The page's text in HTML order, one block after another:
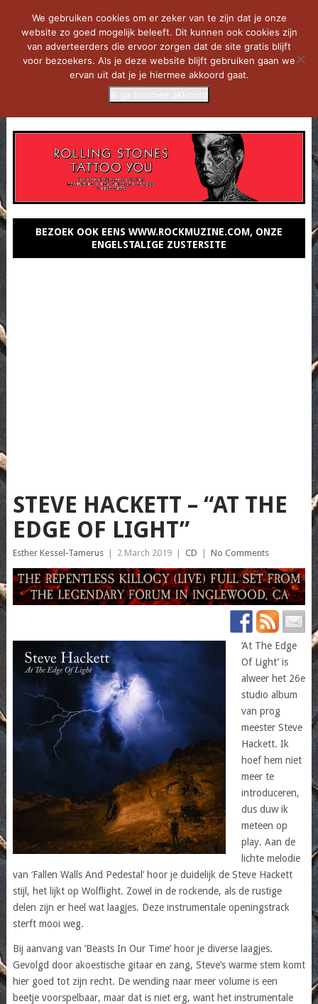
BEZOEK OOK EENS WWW.ROCKMUZINE.COM, ONZE
ENGELSTALIGE ZUSTERSITE
STEVE HACKETT – “AT THE
EDGE OF LIGHT”
Esther Kessel-Tamerus 2 March 2019 CD No Comments
‘At The Edge
Of Light’ is
alweer het 26e
studio album
van prog
meester Steve
Hackett. Ik
hoef hem niet
meer te
introduceren,
dus duw ik
meteen op
play. Aan de
lichte melodie
van ‘Fallen Walls And Pedestal’ hoor je duidelijk de Steve Hackett
stijl, het lijkt op Wolflight. Zowel in de rockende, als de rustige
delen zijn er heel wat laagjes. Deze instrumentale openingstrack
sterft mooi weg.
Bij aanvang van ‘Beasts In Our Time’ hoor je diverse laagjes.
Gevolgd door akoestische gitaar en zang, Steve’s warme stem komt
hier goed tot zijn recht. De wending naar meer volume is een
beetje voorspelbaar, maar dat is niet erg, want het instrumentale
We gebruiken cookies om er zeker van te zijn dat je onze
website zo goed mogelijk beleeft. Dit kunnen ook cookies zijn
van adverteerders die ervoor zorgen dat de site gratis blijft
voor bezoekers. Als je deze website blijft gebruiken gaan we
ervan uit dat je je hiermee akkoord gaat.
Ik ga hiermee akkoord